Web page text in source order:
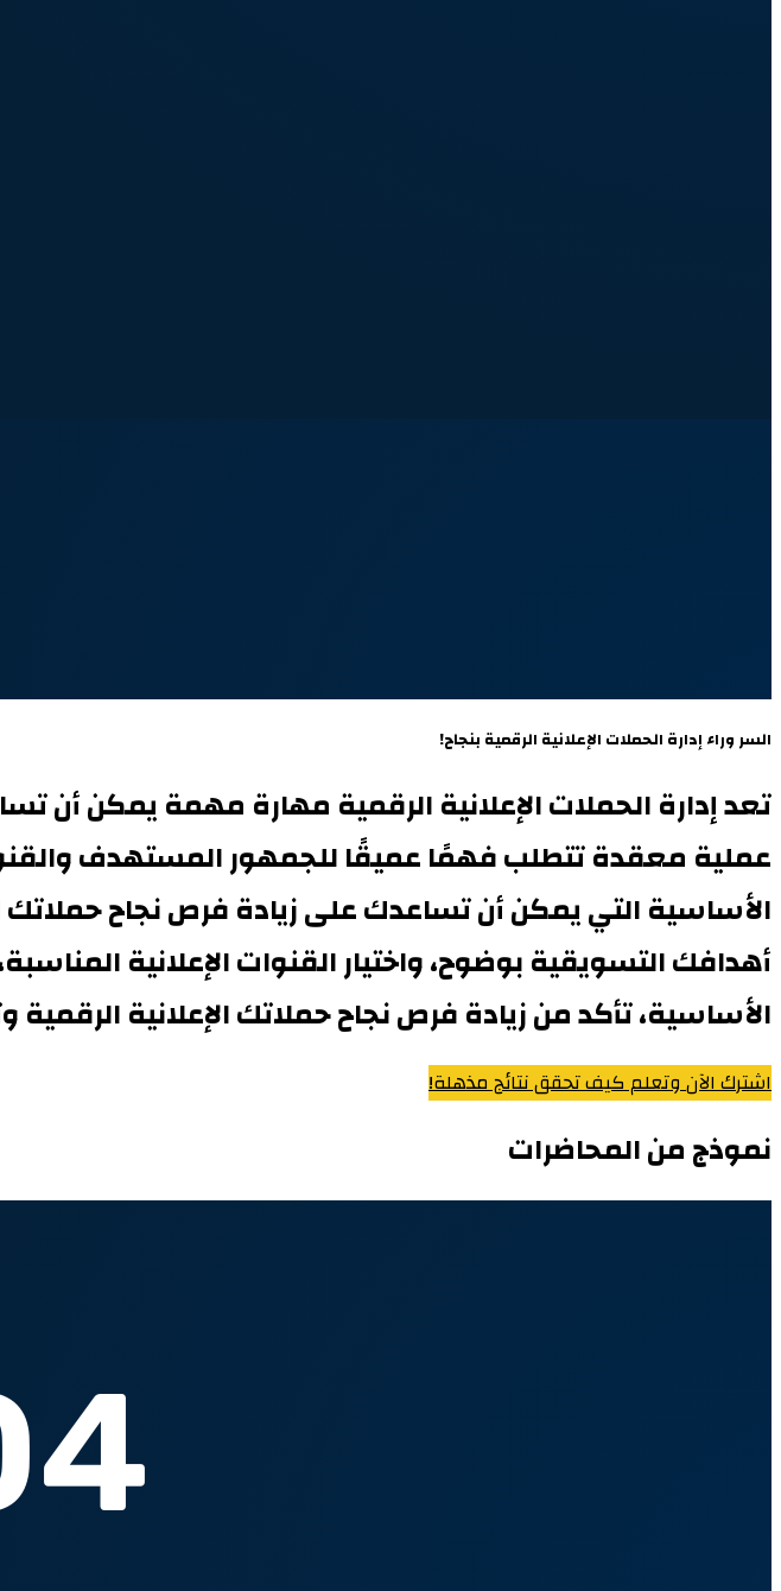
السر وراء إدارة الحملات الإعلانية الرقمية بنجاح!
تعد إدارة الحملات الإعلانية الرقمية مهارة مهمة يمكن أن
عملية معقدة تتطلب فهمًا عميقًا للجمهور المستهدف
الأساسية التي يمكن أن تساعدك على زيادة فرص نجاح
أهدافك التسويقية بوضوح، واختيار القنوات الإعلانية
الأساسية، تأكد من زيادة فرص نجاح حملاتك الإعلانية الرقمية
اشترك الآن وتعلم كيف تحقق نتائج مذهلة!
نموذج من المحاضرات